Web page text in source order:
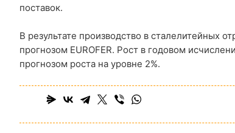
поставок.
В результате производство в сталелитейных
прогнозом EUROFER. Рост в годовом
прогнозом роста на уровне 2%.